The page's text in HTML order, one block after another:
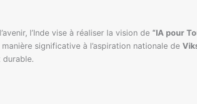
l’Inde vise à réaliser la vision de “IA pour
significative à l’aspiration nationale de